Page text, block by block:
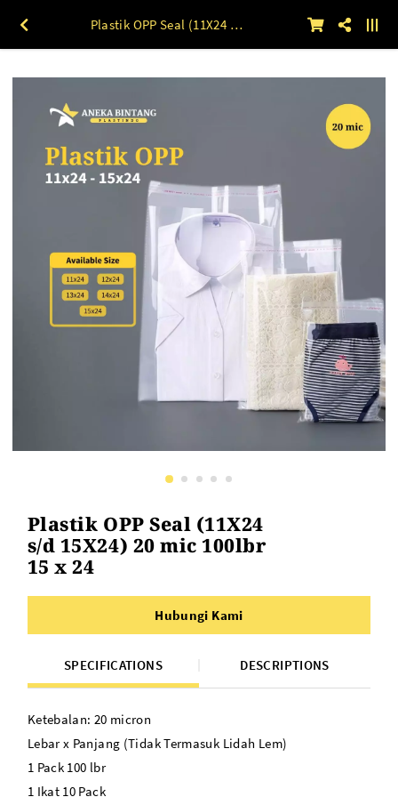
Plastik OPP Seal (11X24 s/d 15X24) 20 mic 100lbr 15 x 24
Plastik OPP Seal (11X24
s/d 15X24) 20 mic 100lbr
15 x 24
Hubungi Kami
SPECIFICATIONS DESCRIPTIONS
Ketebalan: 20 micron
Lebar x Panjang (Tidak Termasuk Lidah Lem)
1 Pack 100 lbr
1 Ikat 10 Pack